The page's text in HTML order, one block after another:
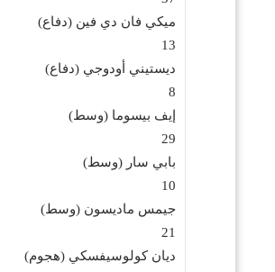
ميكي فان دي فين (دفاع)
13
ديستيني أودوجي (دفاع)
8
إيف بيسوما (وسط)
29
بابي سار (وسط)
10
جيمس ماديسون (وسط)
21
ديان كولوسيفسكي (هجوم)